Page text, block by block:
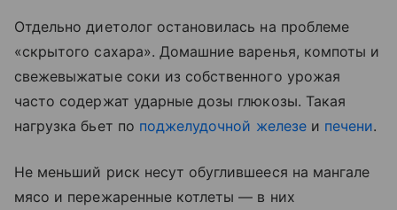
Отдельно диетолог остановилась на проблеме
«скрытого сахара». Домашние варенья, компоты и
свежевыжатые соки из собственного урожая
часто содержат ударные дозы глюкозы. Такая
нагрузка бьет по поджелудочной железеи печени.
Не меньший риск несут обуглившееся на мангале
мясо и пережаренные котлеты — в них